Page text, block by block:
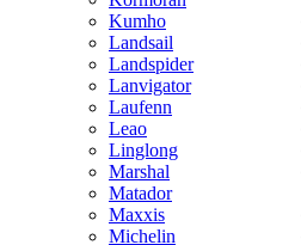
Kumho
Landsail
Landspider
Lanvigator
Laufenn
Leao
Linglong
Marshal
Matador
Maxxis
Michelin